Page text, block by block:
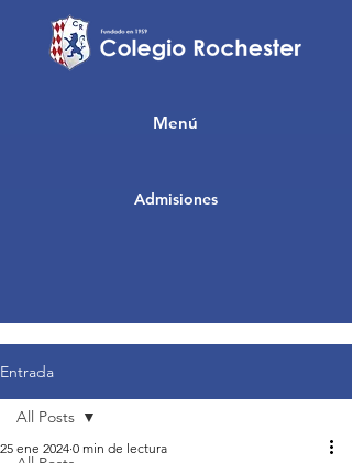
Admisiones
Menú
Entrada
All Posts
25 ene 2024 0 min de lectura